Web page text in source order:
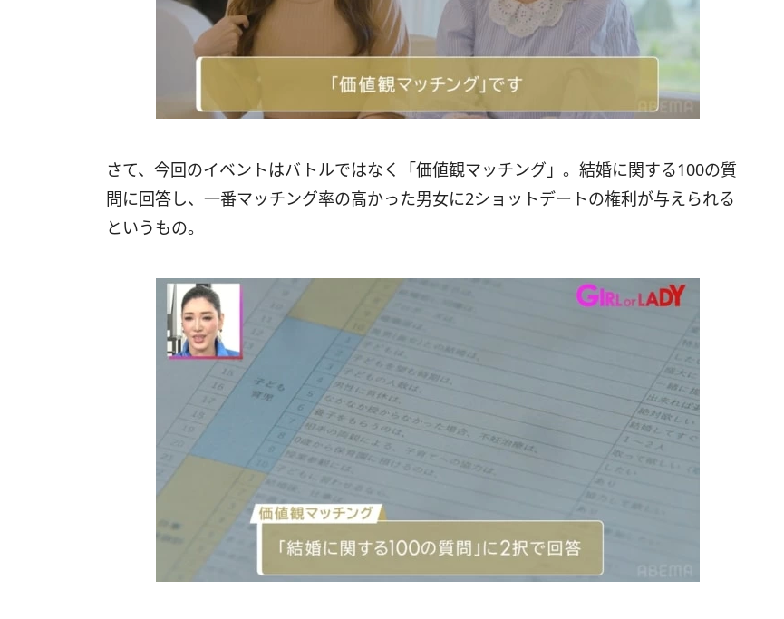
さて、今回のイベントはバトルではなく「価値観マッチング」。結婚に関する100の質
問に回答し、一番マッチング率の高かった男女に2ショットデートの権利が与えられる
というもの。